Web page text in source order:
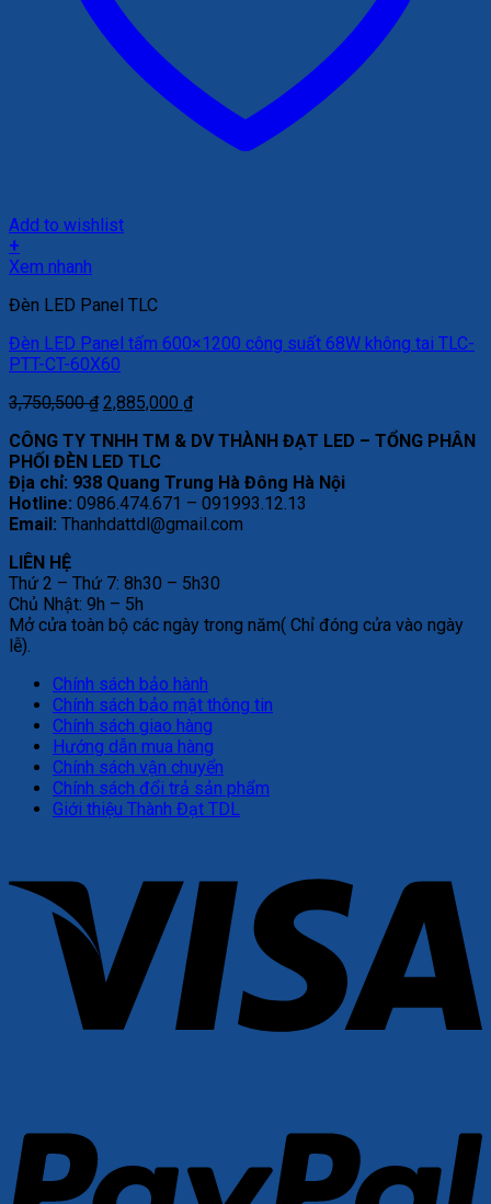
Add to wishlist
+
Xem nhanh
Đèn LED Panel TLC
Đèn LED Panel tấm 600×1200 công suất 68W không tai TLC-
PTT-CT-60X60
3,750,500₫ Giá
là:
3,750,500 ₫.
2,885,000 ₫Giá
tại
2,885,000 ₫.
CÔNG TY TNHH TM & DV THÀNH ĐẠT LED – TỔNG PHÂN
PHỐI ĐÈN LED TLC
Địa chỉ: 938 Quang Trung Hà Đông Hà Nội
Hotline: 0986.474.671 – 091993.12.13
Email: Thanhdattdl@gmail.com
LIÊN HỆ
Thứ 2 – Thứ 7: 8h30 – 5h30
Chủ Nhật: 9h – 5h
Mở cửa toàn bộ các ngày trong năm( Chỉ đóng cửa vào ngày
lễ).
Chính sách bảo hành
Chính sách bảo mật thông tin
Chính sách giao hàng
Hướng dẫn mua hàng
Chính sách vận chuyển
Chính sách đổi trả sản phẩm
Giới thiệu Thành Đạt TDL